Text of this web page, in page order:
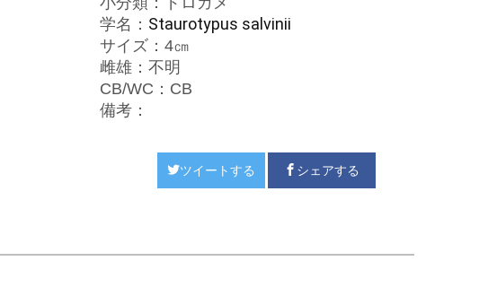
学名： Staurotypus salvinii
サイズ：4㎝
雌雄：不明
CB/WC：CB
備考：
ツイートする シェアする